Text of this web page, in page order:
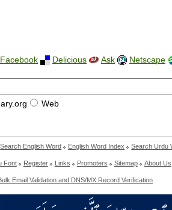
Facebook Delicious Ask Netscape
Web
Search English Word English Word Index Search Urdu
Font Register Links Promoters Sitemap About Us
Email Validation and DNS/MX Record Verification